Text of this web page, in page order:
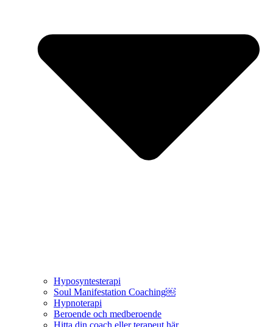
Hyposyntesterapi
Soul Manifestation Coaching￼
Hypnoterapi
Beroende och medberoende
Hitta din coach eller terapeut här